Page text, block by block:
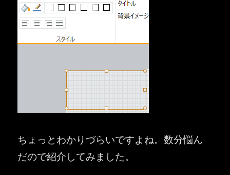
ちょっとわかりづらいですよね。数分悩ん
だので紹介してみました。